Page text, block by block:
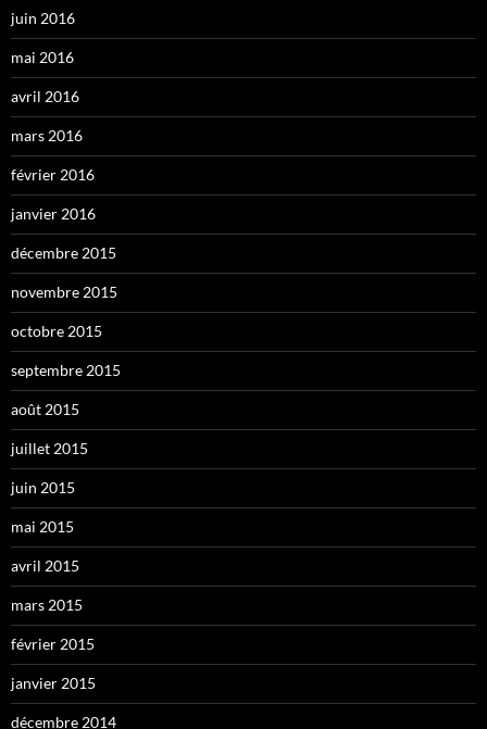
juin 2016
mai 2016
avril 2016
mars 2016
février 2016
janvier 2016
décembre 2015
novembre 2015
octobre 2015
septembre 2015
août 2015
juillet 2015
juin 2015
mai 2015
avril 2015
mars 2015
février 2015
janvier 2015
décembre 2014